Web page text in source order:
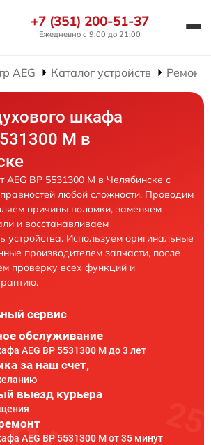
+7 (351) 200-51-37
Ежедневно с 9:00 до 21:00
AEG Каталог устройств
шкафа
M в
AEG BP 5531300 M в Челябинске с
любой сложности. Проводим
причины поломки, заменяем
и восстанавливаем
устройства. Используем оригинальные
производителем запчасти, после
проверку всех функций и
сервис
обслуживание
AEG BP 5531300 M до 3 лет
за наш счет,
выезд курьера
AEG BP 5531300 M от 35 минут